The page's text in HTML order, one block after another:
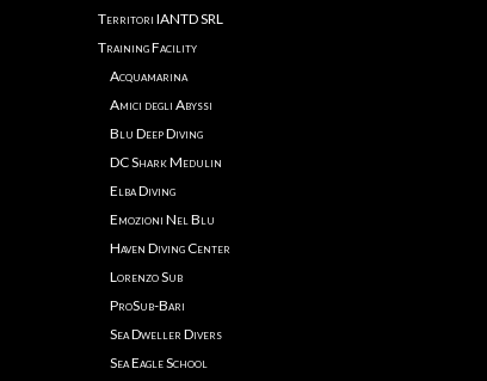
Territori IANTD SRL
Training Facility
Acquamarina
Amici degli Abyssi
Blu Deep Diving
DC Shark Medulin
Elba Diving
Emozioni Nel Blu
Haven Diving Center
Lorenzo Sub
ProSub-Bari
Sea Dweller Divers
Sea Eagle School